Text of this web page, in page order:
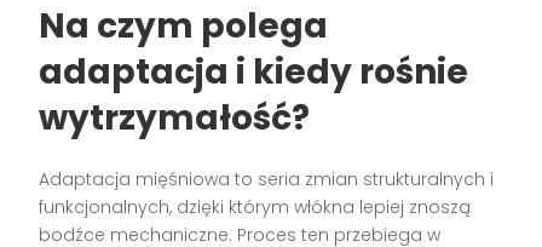
Na czym polega
adaptacja i kiedy rośnie
wytrzymałość?
Adaptacja mięśniowa to seria zmian strukturalnych i
funkcjonalnych, dzięki którym włókna lepiej znoszą
bodźce mechaniczne. Proces ten przebiega w